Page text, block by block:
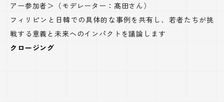
アー参加者＞（モデレーター：髙田さん）
フィリピンと日韓での具体的な事例を共有し、若者たちが挑
戦する意義と未来へのインパクトを議論します
クロージング